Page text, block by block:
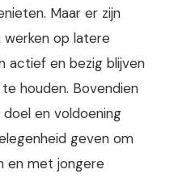
Maar er zijn
werken op latere
actief en bezig blijven
houden. Bovendien
en voldoening
geven om
en met jongere